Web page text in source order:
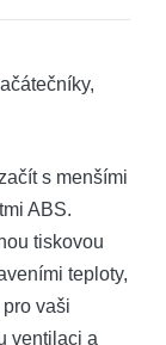
s menšími
ABS.
tiskovou
teploty,
vaši
ventilaci a